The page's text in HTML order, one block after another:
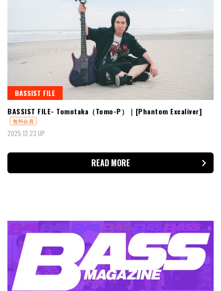
BASSIST FILE
BASSIST FILE- Tomotaka（Tomo-P）｜[Phantom Excaliver]
無料会員
2025.12.23 UP
READ MORE